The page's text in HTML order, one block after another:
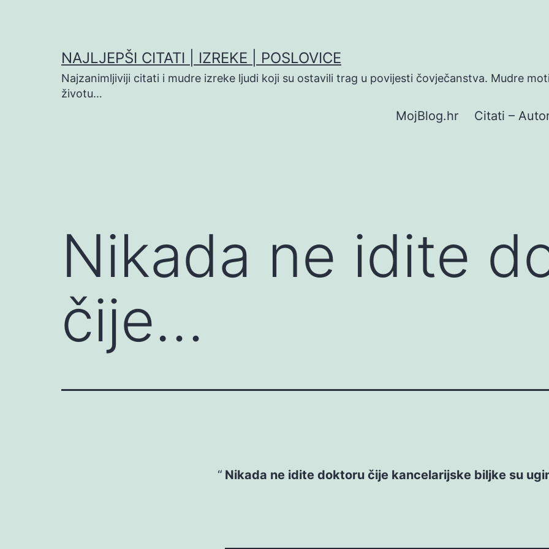
NAJLJEPŠI CITATI | IZREKE | POSLOVICE
Najzanimljiviji citati i mudre izreke ljudi koji su ostavili trag u povijesti čovječanstva. Mudre
životu…
MojBlog.hr Citati –
Nikada ne idite
čije…
Nikada ne idite doktoru čije kancelarijske biljke su